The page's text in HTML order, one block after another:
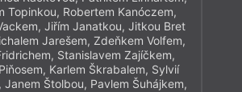
Topinkou, Robertem Kanóczem,
Jiřím Janatkou, Jitkou Bret
Jarešem, Zdeňkem Volfem,
Stanislavem Zajíčkem,
Karlem Škrabalem, Sylvií
Janem Štolbou, Pavlem Šuhájkem,